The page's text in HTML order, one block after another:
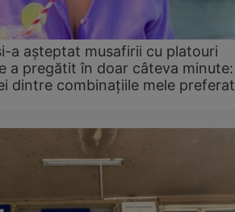
a așteptat musafirii cu platouri
a pregătit în doar câteva minute:
dintre combinațiile mele